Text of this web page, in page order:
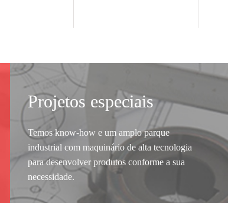
Projetos especiais
Temos know-how e um amplo parque
industrial com maquinário de alta tecnologia
para desenvolver produtos conforme a sua
necessidade.